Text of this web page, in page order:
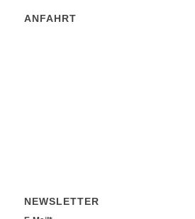
ANFAHRT
NEWSLETTER